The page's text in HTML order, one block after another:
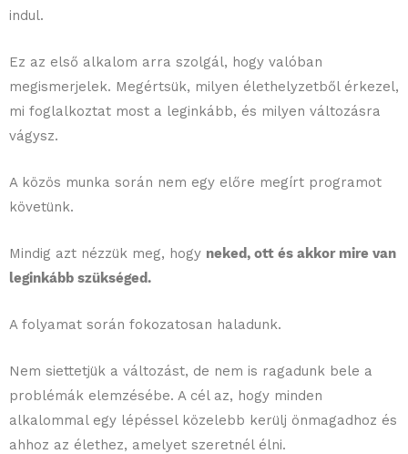
indul.
Ez az első alkalom arra szolgál, hogy valóban
megismerjelek. Megértsük, milyen élethelyzetből érkezel,
mi foglalkoztat most a leginkább, és milyen változásra
vágysz.
A közös munka során nem egy előre megírt programot
követünk.
Mindig azt nézzük meg, hogy neked, ott és akkor mire van
leginkább szükséged.
A folyamat során fokozatosan haladunk.
Nem siettetjük a változást, de nem is ragadunk bele a
problémák elemzésébe. A cél az, hogy minden
alkalommal egy lépéssel közelebb kerülj önmagadhoz és
ahhoz az élethez, amelyet szeretnél élni.